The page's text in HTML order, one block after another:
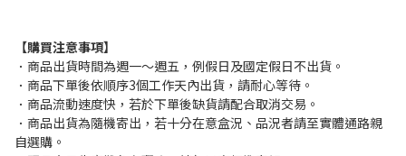
【購買注意事項】
．商品出貨時間為週一～週五，例假日及國定假日不出貨。
．商品下單後依順序3個工作天內出貨，請耐心等待。
．商品流動速度快，若於下單後缺貨請配合取消交易。
．商品出貨為隨機寄出，若十分在意盒況、品況者請至實體通路親
自選購。